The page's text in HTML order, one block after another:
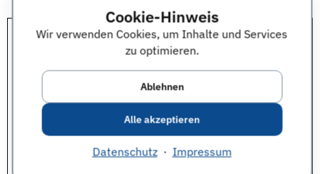
Cookie-Hinweis
Wir verwenden Cookies, um Inhalte und Services
zu optimieren.
Ablehnen
Alle akzeptieren
Datenschutz· Impressum
Mit welchen Zielen nimmt Ihr Unternehmen an der
Wir freuen uns darauf, viele neue Autorinnen und
Autoren kennen zu lernen. Wir bieten allen
Absolventinnen und Absolventen an, ihre
Abschlussarbeit kostenlos als Fachbuch bei uns zu
veröffentlichen, mit ISBN, Autorenhonorar,